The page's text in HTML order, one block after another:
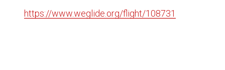
https://www.weglide.org/flight/108731